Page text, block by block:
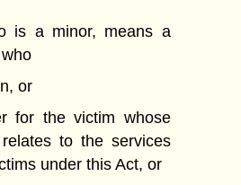
is a minor, means a
or
for the victim whose
to the services
under this Act, or